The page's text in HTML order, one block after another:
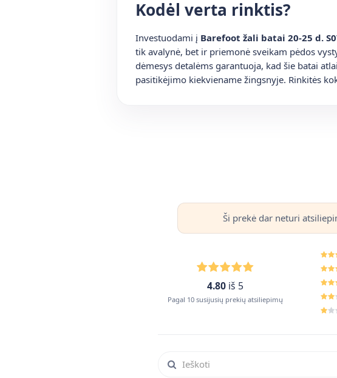
Kodėl verta rinktis?
Investuodami į Barefoot žali batai 20-25 d.
tik avalynė, bet ir priemonė sveikam pėdos
dėmesys detalėms garantuoja, kad šie batai
pasitikėjimo kiekviename žingsnyje. Rinkitės
Ši prekė dar neturi
4.80 iš 5
Pagal 10 susijusių prekių atsiliepimų